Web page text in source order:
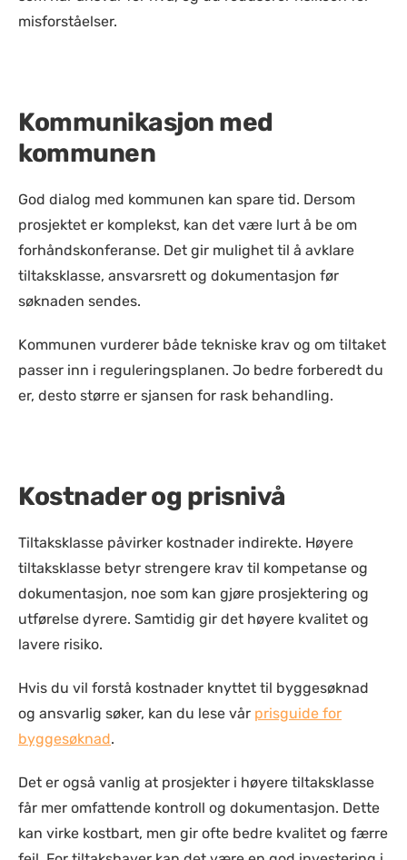
misforståelser.
Kommunikasjon med
kommunen
God dialog med kommunen kan spare tid. Dersom
prosjektet er komplekst, kan det være lurt å be om
forhåndskonferanse. Det gir mulighet til å avklare
tiltaksklasse, ansvarsrett og dokumentasjon før
søknaden sendes.
Kommunen vurderer både tekniske krav og om tiltaket
passer inn i reguleringsplanen. Jo bedre forberedt du
er, desto større er sjansen for rask behandling.
Kostnader og prisnivå
Tiltaksklasse påvirker kostnader indirekte. Høyere
tiltaksklasse betyr strengere krav til kompetanse og
dokumentasjon, noe som kan gjøre prosjektering og
utførelse dyrere. Samtidig gir det høyere kvalitet og
lavere risiko.
Hvis du vil forstå kostnader knyttet til byggesøknad
og ansvarlig søker, kan du lese vår prisguide for
byggesøknad.
Det er også vanlig at prosjekter i høyere tiltaksklasse
får mer omfattende kontroll og dokumentasjon. Dette
kan virke kostbart, men gir ofte bedre kvalitet og færre